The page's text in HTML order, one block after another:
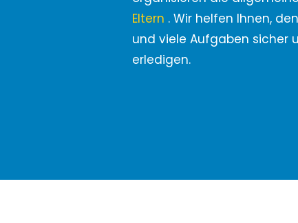
Eltern . Wir helfen Ihnen,
und viele Aufgaben sicher
erledigen.